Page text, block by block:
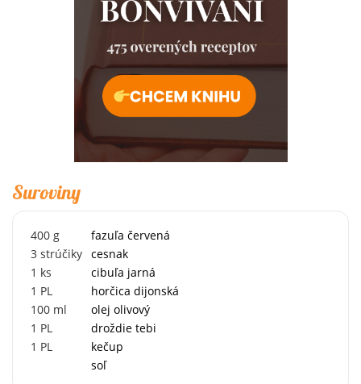
Suroviny
400 g
fazuľa červená
3 strúčiky cesnak
1 ks
cibuľa jarná
1 PL
horčica dijonská
100 ml
olej olivový
1 PL
droždie tebi
1 PL
kečup
soľ